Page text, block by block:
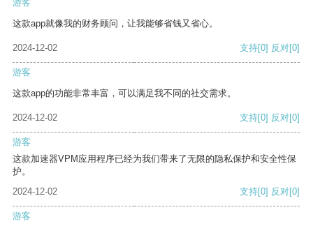
游客
这款app就像我的财务顾问，让我能够省钱又省心。
2024-12-02 支持[0] 反对[0]
游客
这款app的功能非常丰富，可以满足我不同的社交需求。
2024-12-02 支持[0] 反对[0]
游客
这款加速器VPM应用程序已经为我们带来了无限的隐私保护和安全性保
护。
2024-12-02
支持[0] 反对[0]
游客